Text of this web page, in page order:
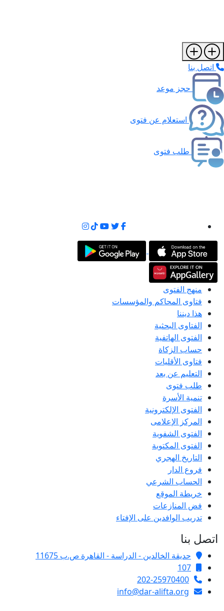
اتصل بنا
حجز موعد
استعلام عن فتوى
طلب فتوى
منهج الفتوى
فتاوى المحاكم والمؤسسات
هذا ديننا
الفتاوى البحثية
الفتوى الهاتفية
حساب الزكاة
فتاوى الأقليات
التعليم عن بعد
طلب فتوى
تنمية الأسرة
الفتوى الإلكترونية
المركز الإعلامى
الفتوى الشفوية
الفتوى المكتوبة
التاريخ الهجري
فروع الدار
الحساب الشرعي
خريطة الموقع
فض المنازعات
تدريب الوافدين على الإفتاء
اتصل بنا
حديقة الخالدين - الدراسة - القاهرة ص.ب 11675
107
202-25970400
info@dar-alifta.org